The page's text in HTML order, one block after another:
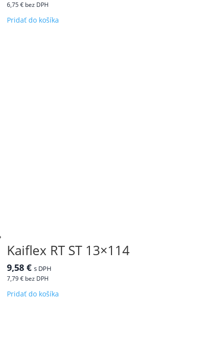
6,75€ bez DPH
Pridať do košíka
Kaiflex RT ST 13×114
9,58 € s DPH
7,79€ bez DPH
Pridať do košíka